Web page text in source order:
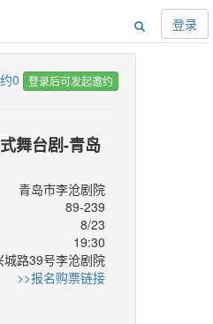
登录
0 登录后可发起邀约
舞台剧-青岛
青岛市李沧剧院
89-239
8/23
19:30
城路39号李沧剧院
>>报名购票链接